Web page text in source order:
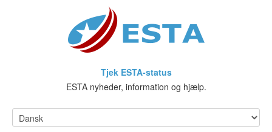
Tjek ESTA-status
ESTA nyheder, information og hjælp.